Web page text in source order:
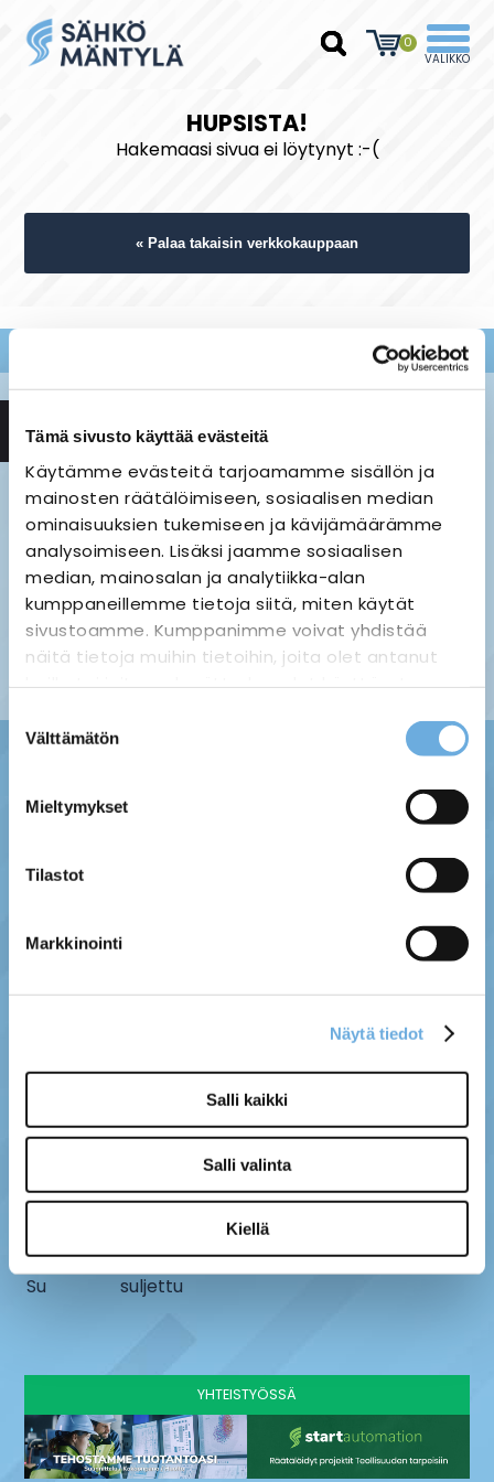
Tämä sivusto käyttää evästeitä
Käytämme evästeitä tarjoamamme sisällön ja
mainosten räätälöimiseen, sosiaalisen median
ominaisuuksien tukemiseen ja kävijämäärämme
analysoimiseen. Lisäksi jaamme sosiaalisen
median, mainosalan ja analytiikka-alan
kumppaneillemme tietoja siitä, miten käytät
sivustoamme. Kumppanimme voivat yhdistää
näitä tietoja muihin tietoihin, joita olet antanut
heille tai joita on kerätty, kun olet käyttänyt
Suostumuksen
valinta
Välttämätön
Mieltymykset
Tilastot
Markkinointi
Näytä tiedot
Salli kaikki
Salli valinta
Kiellä
0
HUPSISTA!
Hakemaasi sivua ei löytynyt :-(
« Palaa takaisin verkkokauppaan
Maksuvaihtoehdot ›
Toimitustavat ja -kulut ›
Tilausehdot ›
Palauttaminen ›
Tietosuojaseloste ›
Asiakaspalaute ›
MYYMÄLÄ
Kauhajoki
AUKIOLOAJAT
La
9-13
Su
suljettu
SÄHKÖ-MÄNTYLÄ OY
info@sahko-mantyla.fi
06 231 4930
YHTEISTYÖSSÄ